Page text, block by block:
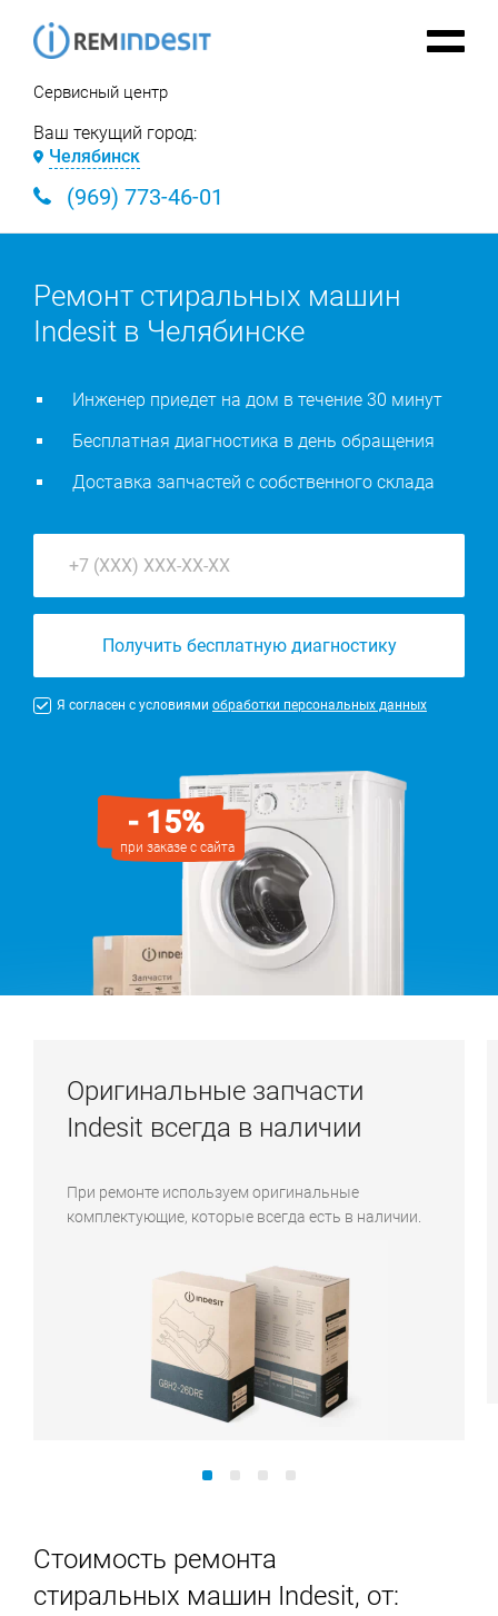
Сервисный центр
Ваш текущий город:
Челябинск
(969) 773-46-01
- 15%
при заказе с сайта
Ремонт стиральных машин
Indesit в Челябинске
Инженер приедет на дом в течение 30 минут
Бесплатная диагностика в день обращения
Доставка запчастей с собственного склада
Получить бесплатную диагностику
Я согласен с условиями обработки персональных данных
Оригинальные запчасти
Indesit всегда в наличии
При ремонте используем оригинальные
комплектующие, которые всегда есть в наличии.
Стоимость ремонта
стиральных машин Indesit, от: